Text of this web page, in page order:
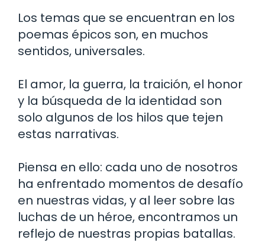
Los temas que se encuentran en los
poemas épicos son, en muchos
sentidos, universales.
El amor, la guerra, la traición, el honor
y la búsqueda de la identidad son
solo algunos de los hilos que tejen
estas narrativas.
Piensa en ello: cada uno de nosotros
ha enfrentado momentos de desafío
en nuestras vidas, y al leer sobre las
luchas de un héroe, encontramos un
reflejo de nuestras propias batallas.